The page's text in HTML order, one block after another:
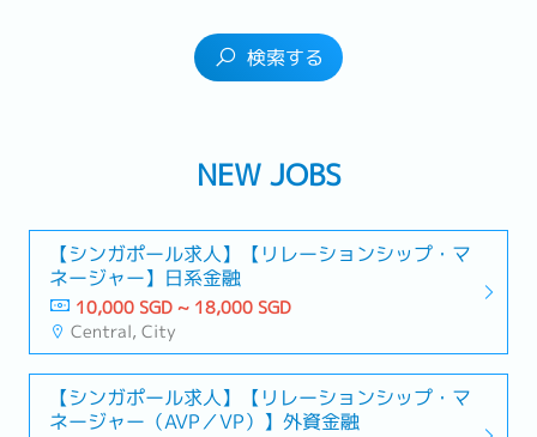
検索する
NEW JOBS
【シンガポール求人】【リレーションシップ・マ
ネージャー】日系金融
10,000 SGD ~ 18,000 SGD
Central, City
【シンガポール求人】【リレーションシップ・マ
ネージャー（AVP／VP）】外資金融